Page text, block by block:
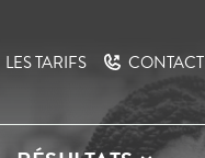
LES TARIFS CONTACT